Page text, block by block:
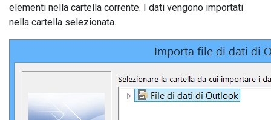
elementi nella cartella corrente. I dati vengono importati
nella cartella selezionata.